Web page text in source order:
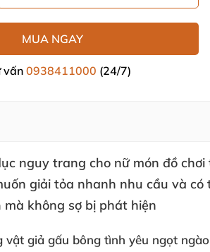
MUA NGAY
vấn0938411000 (24/7)
nguy trang cho nữmón đồ chơi
giải tỏa nhanh nhu cầu và có
mà không sợ bị phát hiện